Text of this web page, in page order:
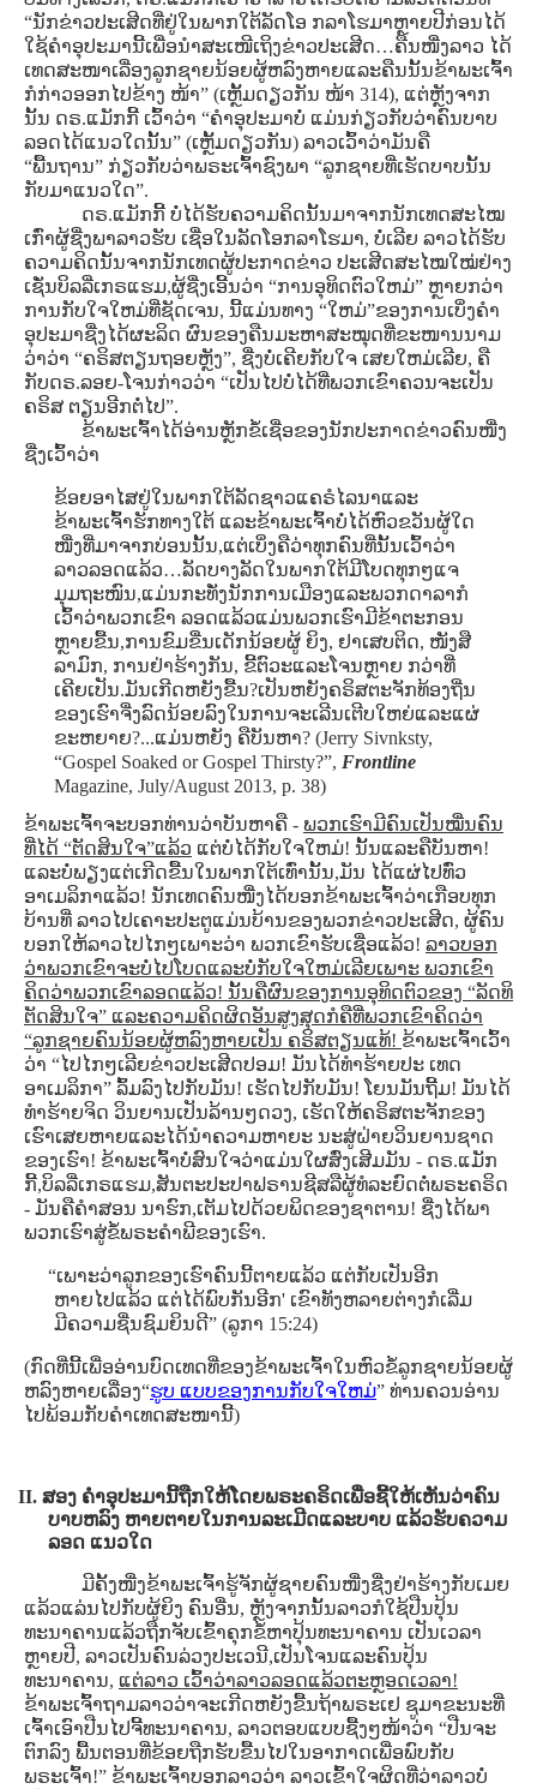
“ນັກຂ່າວປະເສີດທີ່ຢູ່ໃນພາກໃຕ້ລັດໂອ ກລາໂຮມາຫຼາຍປີກ່ອນໄດ້
ໃຊ້ຄໍາອຸປະມານີ້ເພື່ອນໍາສະເໜີເຖິງຂ່າວປະເສີດ…ຄືນໜື່ງລາວ ໄດ້
ເທດສະໜາເລື່ອງລູກຊາຍນ້ອຍຜູ້ຫລົງຫາຍແລະຄືນນັ້ນຂ້າພະເຈົ້າ
ກໍກ່າວອອກໄປຂ້າງ ໜ້າ” (ເຫຼັ້ມດຽວກັນ ໜ້າ 314), ແຕ່ຫຼັງຈາກ
ນັ້ນ ດຣ.ແມັກກີ້ ເວົ້າວ່າ “ຄໍາອຸປະມາບໍ່ ແມ່ນກ່ຽວກັບວ່າຄົນບາບ
ລອດໄດ້ແນວໃດນັ້ນ” (ເຫຼັ້ມດຽວກັນ) ລາວເວົ້າວ່າມັນຄື
“ພື້ນຖານ” ກ່ຽວກັບວ່າພຣະເຈົ້າຊົງພາ “ລູກຊາຍທີ່ເຮັດບາບນັ້ນ
ກັບມາແນວໃດ”.
ດຣ.ແມັກກີ້ ບໍ່ໄດ້ຮັບຄວາມຄິດນັ້ນມາຈາກນັກເທດສະໄໝ
ເກົ່າຜູ້ຊື່ງພາລາວຮັບ ເຊື່ອໃນລັດໂອກລາໂຮມາ, ບໍ່ເລີຍ ລາວໄດ້ຮັບ
ຄວາມຄິດນັ້ນຈາກນັກເທດຜູ້ປະກາດຂ່າວ ປະເສີດສະໄໝໃໝ່ຢ່າງ
ເຊັ່ນບິລລີ່ເກຣແຮມ,ຜູ້ຊື່ງເອີ້ນວ່າ “ການອຸທິດຕົວໃຫມ່” ຫຼາຍກວ່າ
ການກັບໃຈໃຫມ່ທີ່ຊັດເຈນ, ນີ້ແມ່ນທາງ “ໃຫມ່”ຂອງການເບິ່ງຄໍາ
ອຸປະມາຊື່ງໄດ້ຜະລິດ ຜົນຂອງຄືນມະຫາສະໝຸດທີ່ຂະໜານນາມ
ວ່າວ່າ “ຄຣິສຕຽນຖອຍຫຼັງ”, ຊື່ງບໍ່ເຄີຍກັບໃຈ ເສຍໃຫມ່ເລີຍ, ຄື
ກັບດຣ.ລອຍ-ໂຈນກ່າວວ່າ “ເປັນໄປບໍ່ໄດ້ທີ່ພວກເຂົາຄວນຈະເປັນ
ຄຣິສ ຕຽນອີກຕໍ່ໄປ”.
ຂ້າພະເຈົ້າໄດ້ອ່ານຫຼັກຂໍ້ເຊື່ອຂອງນັກປະກາດຂ່າວຄົນໜື່ງ
ຊື່ງເວົ້າວ່າ
ຂ້ອຍອາໄສຢູ່ໃນພາກໃຕ້ລັດຊາວແຄຣໍໄລນາແລະ
ຂ້າພະເຈົ້າຮັກທາງໃຕ້ ແລະຂ້າພະເຈົ້າບໍ່ໄດ້ຫົວຂວັນຜູ້ໃດ
ໜື່ງທີ່ມາຈາກບ່ອນນັ້ນ,ແຕ່ເບິ່ງຄືວ່າທຸກຄົນທີ່ນັ້ນເວົ້າວ່າ
ລາວລອດແລ້ວ…ລັດບາງລັດໃນພາກໃຕ້ມີໂບດທຸກໆແຈ
ມຸມຖະໜົນ,ແມ່ນກະທັ່ງນັກການເມືອງແລະພວກດາລາກໍ
ເວົ້າວ່າພວກເຂົາ ລອດແລ້ວແມ່ນພວກເຮົາມີຂ້າຕະກອນ
ຫຼາຍຂື້ນ,ການຂົມຂື່ນເດັກນ້ອຍຜູ້ ຍິງ, ຢາເສບຕິດ, ໜັງສື
ລາມົກ, ການຢ່າຮ້າງກັນ, ຂີ້ຕົວະແລະໂຈນຫຼາຍ ກວ່າທີ່
ເຄີຍເປັນ.ມັນເກີດຫຍັງຂື້ນ?ເປັນຫຍັງຄຣິສຕະຈັກທ້ອງຖີ່ນ
ຂອງເຮົາຈື່ງລົດນ້ອຍລົງໃນການຈະເລີນເຕີບໃຫຍ່ແລະແຜ່
ຂະຫຍາຍ?...ແມ່ນຫຍັງ ຄືບັນຫາ? (Jerry Sivnksty,
“Gospel Soaked or Gospel Thirsty?”, Frontline
Magazine, July/August 2013, p. 38)
ຂ້າພະເຈົ້າຈະບອກທ່ານວ່າບັນຫາຄື - ພວກເຮົາມີຄົນເປັນໝື່ນຄົນ
ທີ່ໄດ້ “ຕັດສິນໃຈ”ແລ້ວ ແຕ່ບໍ່ໄດ້ກັບໃຈໃຫມ່! ນັ້ນແລະຄືບັນຫາ!
ແລະບໍ່ພຽງແຕ່ເກີດຂື້ນໃນພາກໃຕ້ເທົ່ານັ້ນ,ມັນ ໄດ້ແຜ່ໄປທົ່ວ
ອາເມລິກາແລ້ວ! ນັກເທດຄົນໜື່ງໄດ້ບອກຂ້າພະເຈົ້າວ່າເກືອບທຸກ
ບ້ານທີ່ ລາວໄປເຄາະປະຕູແມ່ນບ້ານຂອງພວກຂ່າວປະເສີດ, ຜູ້ຄົນ
ບອກໃຫ້ລາວໄປໄກໆເພາະວ່າ ພວກເຂົາຮັບເຊື່ອແລ້ວ! ລາວບອກ
ວ່າພວກເຂົາຈະບໍ່ໄປໂບດແລະບໍ່ກັບໃຈໃຫມ່ເລີຍເພາະ ພວກເຂົາ
ຄິດວ່າພວກເຂົາລອດແລ້ວ! ນັ້ນຄືຜົນຂອງການອຸທິດຕົວຂອງ “ລັດທິ
ຕັດສິນໃຈ” ແລະຄວາມຄິດຜິດອັນສູງສຸດກໍຄືທີ່ພວກເຂົາຄິດວ່າ
“ລູກຊາຍຄົນນ້ອຍຜູ້ຫລົງຫາຍເປັນ ຄຣິສຕຽນແທ້! ຂ້າພະເຈົ້າເວົ້າ
ວ່າ “ໄປໄກໆເລີຍຂ່າວປະເສີດປອມ! ມັນໄດ້ທໍາຮ້າຍປະ ເທດ
ອາເມລິກາ” ລົ້ມລົງໄປກັບມັນ! ເຮັດໄປກັບມັນ! ໂຍນມັນຖີ້ມ! ມັນໄດ້
ທໍາຮ້າຍຈິດ ວິນຍານເປັນລ້ານໆດວງ, ເຮັດໃຫ້ຄຣິສຕະຈັກຂອງ
ເຮົາເສຍຫາຍແລະໄດ້ນໍາຄວາມຫາຍະ ນະສູ່ຝ່າຍວິນຍານຊາດ
ຂອງເຮົາ! ຂ້າພະເຈົ້າບໍ່ສົນໃຈວ່າແມ່ນໃຜສົ່ງເສີມມັນ - ດຣ.ແມັກ
ກີ້,ບິລລີ່ເກຣແຮມ,ສັນຕະປະປາຟຣານຊີສລືຜູ້ທໍລະຍົດຕໍ່ພຣະຄຣິດ
- ມັນຄືຄໍາສອນ ນາຮົກ,ເຕັມໄປດ້ວຍພິດຂອງຊາຕານ! ຊື່ງໄດ້ພາ
ພວກເຮົາສູ່ຂໍ້ພຣະຄໍາພີຂອງເຮົາ.
“ເພາະວ່າລູກຂອງເຮົາຄົນນີ້ຕາຍແລ້ວ ແຕ່ກັບເປັນອີກ
ຫາຍໄປແລ້ວ ແຕ່ໄດ້ພົບກັນອີກ' ເຂົາທັງຫລາຍຕ່າງກໍເລີ່ມ
ມີຄວາມຊື່ນຊົມຍິນດີ” (ລູກາ 15:24)
(ກົດທີ່ນີ້ເພື່ອອ່ານບົດເທດທີ່ຂອງຂ້າພະເຈົ້າໃນຫົວຂໍ້ລູກຊາຍນ້ອຍຜູ້
ຫລົງຫາຍເລື່ອງ“ຮູບ ແບບຂອງການກັບໃຈໃຫມ່” ທ່ານຄວນອ່ານ
ໄປພ້ອມກັບຄໍາເທດສະໜານີ້)
II. ສອງ ຄໍາອຸປະມານີ້ຖືກໃຫ້ໂດຍພຣະຄຣິດເພື່ອຊີ້ໃຫ້ເຫັນວ່າຄົນ
ບາບຫລົງ ຫາຍຕາຍໃນການລະເມີດແລະບາບ ແລ້ວຮັບຄວາມ
ລອດ ແນວໃດ
ມີຄັ້ງໜື່ງຂ້າພະເຈົ້າຮູ້ຈັກຜູ້ຊາຍຄົນໜື່ງຊື່ງຢ່າຮ້າງກັບເມຍ
ແລ້ວແລ່ນໄປກັບຜູ້ຍິງ ຄົນອື່ນ, ຫຼັງຈາກນັ້ນລາວກໍໃຊ້ປືນປຸ້ນ
ທະນາຄານແລ້ວຖືກຈັບເຂົ້າຄຸກຂໍ້ຫາປຸ້ນທະນາຄານ ເປັນເວລາ
ຫຼາຍປີ, ລາວເປັນຄົນລ່ວງປະເວນີ,ເປັນໂຈນແລະຄົນປຸ້ນ
ທະນາຄານ, ແຕ່ລາວ ເວົ້າວ່າລາວລອດແລ້ວຕະຫຼອດເວລາ!
ຂ້າພະເຈົ້າຖາມລາວວ່າຈະເກີດຫຍັງຂື້ນຖ້າພຣະເຢ ຊູມາຂະນະທີ່
ເຈົ້າເອົາປືນໄປຈີ້ທະນາຄານ, ລາວຕອບແບບຊື້ງໆໜ້າວ່າ “ປືນຈະ
ຕົກລົງ ພື້ນຕອນທີ່ຂ້ອຍຖືກຮັບຂື້ນໄປໃນອາກາດເພື່ອພົບກັບ
ພຣະເຈົ້າ!” ຂ້າພະເຈົ້າບອກລາວວ່າ ລາວເຂົ້າໃຈຜິດທີ່ວ່າລາວບໍ່